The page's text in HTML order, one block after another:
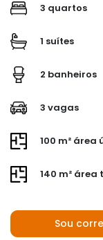
3 quartos
1 suítes
2 banheiros
3 vagas
100 m²
140 m² área
Sou